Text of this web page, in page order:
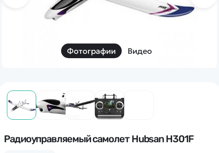
Фотографии Видео
Радиоуправляемый самолет Hubsan H301F
Дополнительный способ связи
WhatsApp/Мобильный
Наши соцсети: